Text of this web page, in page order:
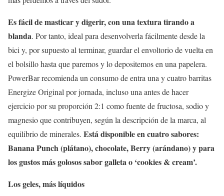
Es fácil de masticar y digerir, con una textura tirando a
blanda. Por tanto, ideal para desenvolverla fácilmente desde la
bici y, por supuesto al terminar, guardar el envoltorio de vuelta en
el bolsillo hasta que paremos y lo depositemos en una papelera.
PowerBar recomienda un consumo de entra una y cuatro barritas
Energize Original por jornada, incluso una antes de hacer
ejercicio por su proporción 2:1 como fuente de fructosa, sodio y
magnesio que contribuyen, según la descripción de la marca, al
equilibrio de minerales. Está disponible en cuatro sabores:
Banana Punch (plátano), chocolate, Berry (arándano) y para
los gustos más golosos sabor galleta o ‘cookies & cream’.
Los geles, más líquidos